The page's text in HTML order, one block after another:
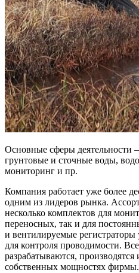
Основные сферы деятельности
грунтовые и сточные воды,
мониторинг и пр.
Компания работает уже более
одним из лидеров рынка.
несколько комплектов для
переносных, так и для
и вентилируемые
для контроля проводимости.
разрабатываются,
собственных мощностях фирмы.